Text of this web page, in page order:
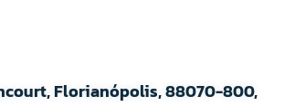
Florianópolis, 88070-800,